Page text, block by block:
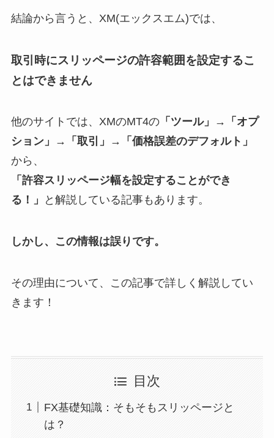
結論から言うと、XM(エックスエム)では、
取引時にスリッページの許容範囲を設定するこ
とはできません
他のサイトでは、XMのMT4の「ツール」→「オプ
ション」→「取引」→「価格誤差のデフォルト」
から、
「許容スリッページ幅を設定することができ
る！」
と解説している記事もあります。
しかし、この情報は誤りです。
その理由について、この記事で詳しく解説してい
きます！
目次
FX基礎知識：そもそもスリッページと
は？